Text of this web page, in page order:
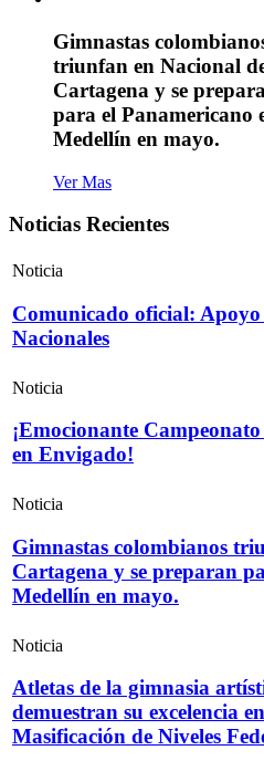
Gimnastas
triunfan en Nacional
Cartagena y se
para el Panamericano
Medellín en mayo.
Ver Mas
Noticias Recientes
Noticia
Comunicado oficial: Apoyo
Nacionales
Noticia
¡Emocionante
en Envigado!
Noticia
Gimnastas colombianos
Cartagena y se preparan
Medellín en mayo.
Noticia
Atletas de la gimnasia
demuestran su excelencia
Masificación de Niveles